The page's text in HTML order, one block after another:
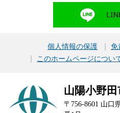
個人情報の保護 免
このホームページについ
山陽小野田
〒756-8601 山口